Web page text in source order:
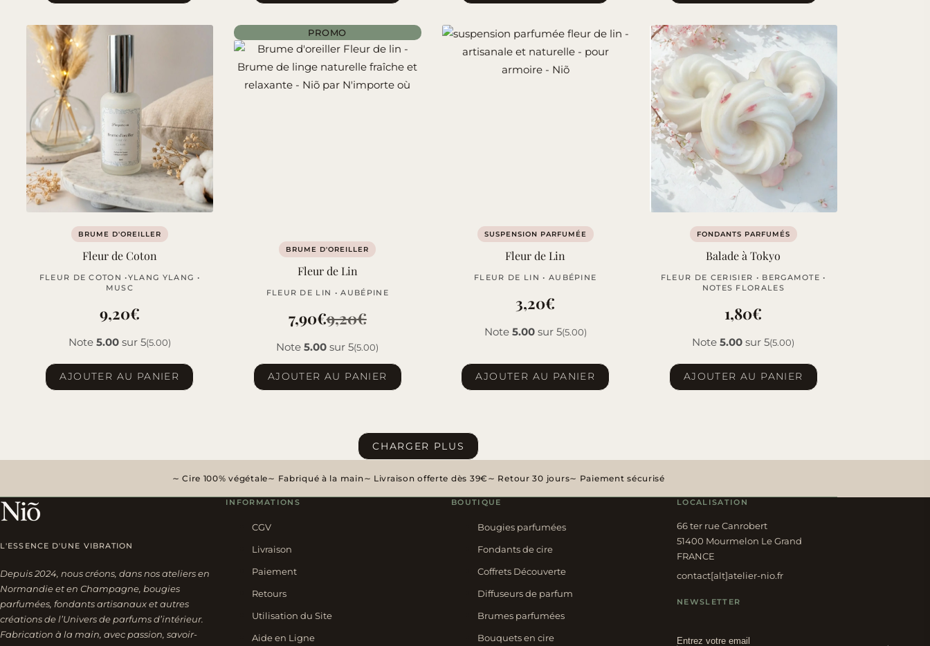
BRUME D'OREILLER
Fleur de Coton
FLEUR DE COTON •YLANG YLANG •
MUSC
9,20€
Note 5.00sur 5(5.00)
AJOUTER AU PANIER
PROMO
BRUME D'OREILLER
Fleur de Lin
FLEUR DE LIN • AUBÉPINE
9,20€
Le
prix
initial
9,20€.
7,90€
Le
prix
actuel
7,90€.
Note5.00 sur 5(5.00)
AJOUTER AU PANIER
SUSPENSION PARFUMÉE
Fleur de Lin
FLEUR DE LIN • AUBÉPINE
3,20€
Note 5.00sur 5(5.00)
AJOUTER AU PANIER
FONDANTS PARFUMÉS
Balade à Tokyo
FLEUR DE CERISIER • BERGAMOTE •
NOTES FLORALES
1,80€
Note5.00 sur 5(5.00)
AJOUTER AU PANIER
CHARGER PLUS
Cire 100% végétale Fabriqué à la main Livraison offerte dès 39€ Retour 30 jours Paiement sécurisé
L'ESSENCE D'UNE VIBRATION
Depuis 2024, nous créons, dans nos ateliers en
Normandie et en Champagne, bougies
parfumées, fondants artisanaux et autres
créations de l’Univers de parfums d’intérieur.
Fabrication à la main, avec passion, savoir-
INFORMATIONS
CGV
Livraison
Paiement
Retours
Utilisation du Site
Aide en Ligne
BOUTIQUE
Bougies parfumées
Fondants de cire
Coffrets Découverte
Diffuseurs de parfum
Brumes parfumées
Bouquets en cire
LOCALISATION
66 ter rue Canrobert
51400 Mourmelon Le Grand
FRANCE
contact[alt]atelier-nio.fr
NEWSLETTER